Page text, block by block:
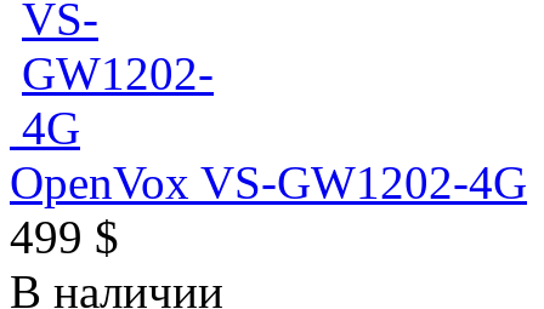
OpenVox VS-GW1202-4G
499 $
В наличии